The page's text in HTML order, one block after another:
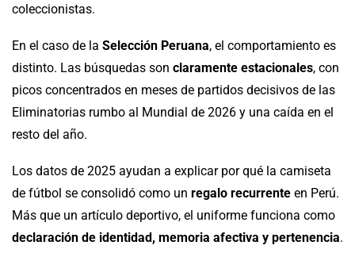
coleccionistas.
En el caso de la Selección Peruana, el comportamiento es
distinto. Las búsquedas son claramente estacionales, con
picos concentrados en meses de partidos decisivos de las
Eliminatorias rumbo al Mundial de 2026 y una caída en el
resto del año.
Los datos de 2025 ayudan a explicar por qué la camiseta
de fútbol se consolidó como un regalo recurrente en Perú.
Más que un artículo deportivo, el uniforme funciona como
declaración de identidad, memoria afectiva y pertenencia.